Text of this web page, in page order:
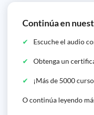
Continúa en
Escuche el audio
Obtenga un
¡Más de 5000
O continúa leyendo